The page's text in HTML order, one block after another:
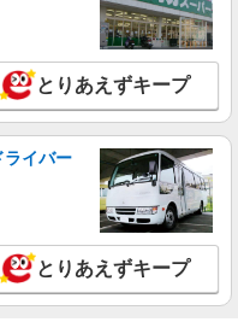
とりあえずキープ
ライバー
とりあえずキープ